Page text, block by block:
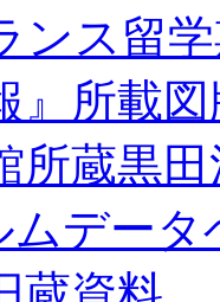
ンス留
』所載
所蔵黒
ムデータ